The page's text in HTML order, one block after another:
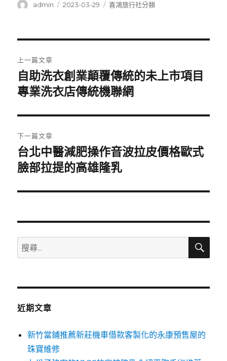
作
admin
發
2023-03-29
分
喜鴻旅行社分類
章
導
覽
上一篇文章
上
一
文
章:
自助洗衣創業顛覆傳統的未上市項目
專業洗衣店傳統機聯網
下一篇文章
下
一
文
台北中醫減肥操作音波拉皮價格歐式
臉部拉提的高雄隆乳
搜
尋
鍵
搜
近期文章
新竹當鋪推薦新莊機車借款客製化的永康預售屋的
珠寶維修